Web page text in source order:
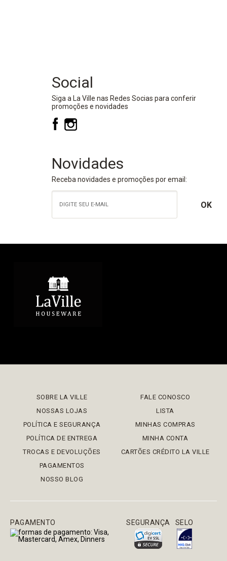
Social
Siga a La Ville nas Redes Socias para conferir
promoções e novidades
Novidades
Receba novidades e promoções por email:
SOBRE LA VILLE
NOSSAS LOJAS
POLÍTICA E SEGURANÇA
POLÍTICA DE ENTREGA
TROCAS E DEVOLUÇÕES
PAGAMENTOS
NOSSO BLOG
FALE CONOSCO
LISTA
MINHAS COMPRAS
MINHA CONTA
CARTÕES CRÉDITO LA VILLE
PAGAMENTO SEGURANÇA SELO